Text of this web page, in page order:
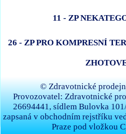
11 - ZP
26 - ZP PRO KOMPRESNÍ
© Zdravotnické
Provozovatel: Zdravotnické
26694441, sídlem Bulovka
zapsaná v obchodním rejstříku
Praze pod vložkou